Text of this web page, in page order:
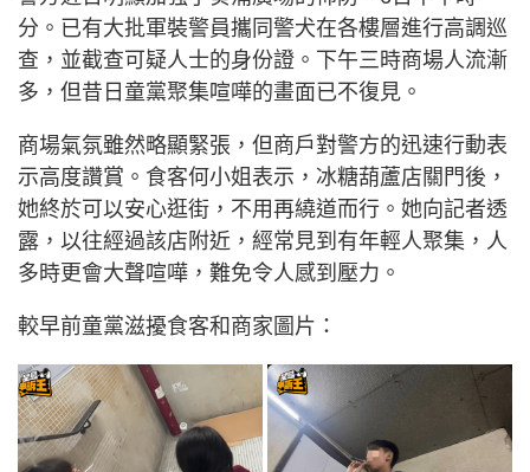
分。已有大批軍裝警員攜同警犬在各樓層進行高調巡
查，並截查可疑人士的身份證。下午三時商場人流漸
多，但昔日童黨聚集喧嘩的畫面已不復見。
商場氣氛雖然略顯緊張，但商戶對警方的迅速行動表
示高度讚賞。食客何小姐表示，冰糖葫蘆店關門後，
她終於可以安心逛街，不用再繞道而行。她向記者透
露，以往經過該店附近，經常見到有年輕人聚集，人
多時更會大聲喧嘩，難免令人感到壓力。
較早前童黨滋擾食客和商家圖片：